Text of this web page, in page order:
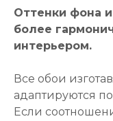
Оттенки фона
более
интерьером.
Все обои
адаптируются
Если